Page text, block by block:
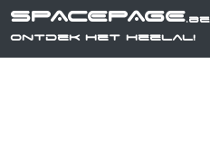
SPACEPAGE.be
Ontdek het heelal!